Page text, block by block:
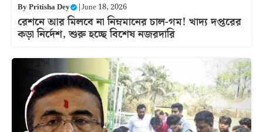
ByPritisha Dey |June 18, 2026
রেশনে আর মিলবে না নিম্নমানের চাল-গম! খাদ্য দপ্তরের
কড়া নির্দেশ, শুরু হচ্ছে বিশেষ নজরদারি